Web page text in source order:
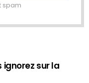
spam
ignorez sur la